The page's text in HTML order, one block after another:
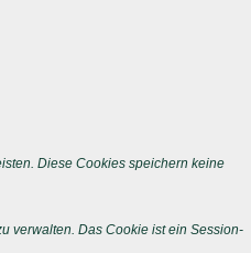
Diese Cookies speichern keine
verwalten. Das Cookie ist ein Session-